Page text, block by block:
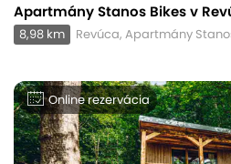
Apartmány Stanos Bikes v
8,98 km Revúca, Apartmány
Online rezervácia